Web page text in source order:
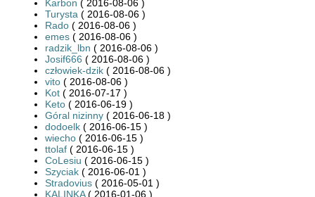
Karbon ( 2016-08-06 )
Turysta ( 2016-08-06 )
Rado ( 2016-08-06 )
emes ( 2016-08-06 )
radzik_lbn ( 2016-08-06 )
Josif666 ( 2016-08-06 )
człowiek-dzik ( 2016-08-06 )
vito ( 2016-08-06 )
Kot ( 2016-07-17 )
Keto ( 2016-06-19 )
Góral nizinny ( 2016-06-18 )
dodoelk ( 2016-06-15 )
wiecho ( 2016-06-15 )
ttolaf ( 2016-06-15 )
CoLesiu ( 2016-06-15 )
Szyciak ( 2016-06-01 )
Stradovius ( 2016-05-01 )
KALINKA( 2016-01-06 )